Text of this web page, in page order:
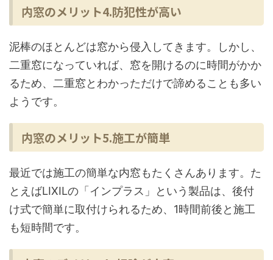
内窓のメリット4.防犯性が高い
泥棒のほとんどは窓から侵入してきます。しかし、
二重窓になっていれば、窓を開けるのに時間がかか
るため、二重窓とわかっただけで諦めることも多い
ようです。
内窓のメリット5.施工が簡単
最近では施工の簡単な内窓もたくさんあります。た
とえばLIXILの「インプラス」という製品は、後付
け式で簡単に取付けられるため、1時間前後と施工
も短時間です。